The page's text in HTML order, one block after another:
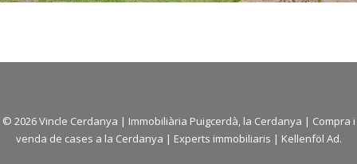
© 2026 Vincle Cerdanya | Immobiliària Puigcerdà, la Cerdanya | Compra i
venda de cases a la Cerdanya | Experts immobiliaris | Kellenföl Ad.